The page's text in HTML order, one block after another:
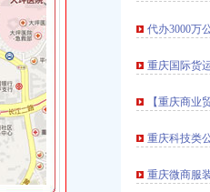
银行】招商银行渝中区马家堡自助银行
家堡饮食店】重庆市渝中区大坪制面厂
住宿
堡路段变通畅重庆新闻联播—
_简介-马家堡小学
三班二单元复习资料(三)_萱萱_新浪
代办3000万
重庆国际货
【重庆商
重庆科技类
重庆微商服